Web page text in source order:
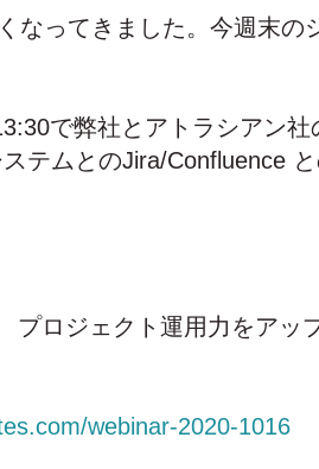
なってきました。今週末の
で弊社とアトラシアン
テムとのJira/Confluence
プロジェクト運用力をアッ
webinar-2020-1016